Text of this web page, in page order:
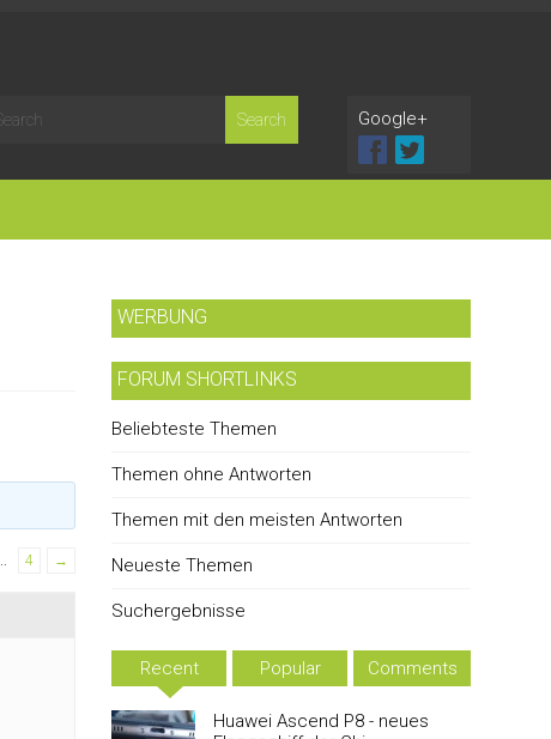
Google+
4 →
WERBUNG
FORUM SHORTLINKS
Beliebteste Themen
Themen ohne Antworten
Themen mit den meisten Antworten
Neueste Themen
Suchergebnisse
Recent Popular Comments
Huawei Ascend P8 - neues